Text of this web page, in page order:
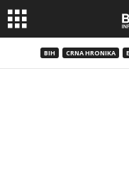
BIH CRNA HRONIKA